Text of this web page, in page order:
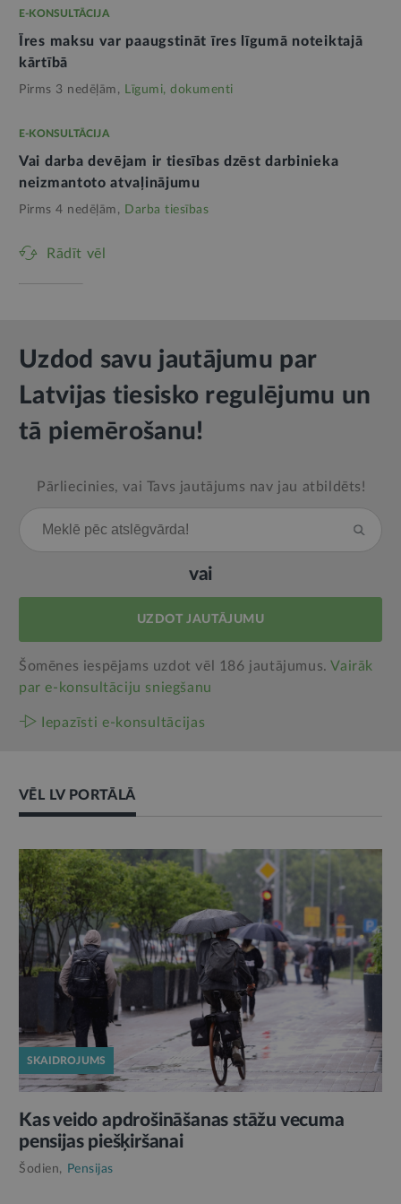
E-KONSULTĀCIJA
Īres maksu var paaugstināt īres līgumā noteiktajā
kārtībā
Pirms 3 nedēļām, Līgumi, dokumenti
E-KONSULTĀCIJA
Vai darba devējam ir tiesības dzēst darbinieka
neizmantoto atvaļinājumu
Pirms 4 nedēļām, Darba tiesības
Rādīt vēl
Uzdod savu jautājumu par
Latvijas tiesisko regulējumu un
tā piemērošanu!
Pārliecinies, vai Tavs jautājums nav jau atbildēts!
vai
UZDOT JAUTĀJUMU
Šomēnes iespējams uzdot vēl 186 jautājumus.Vairāk
par e‑konsultāciju sniegšanu
Iepazīsti e-konsultācijas
VĒL LV PORTĀLĀ
SKAIDROJUMS
Kas veido apdrošināšanas stāžu vecuma
pensijas piešķiršanai
Šodien, Pensijas